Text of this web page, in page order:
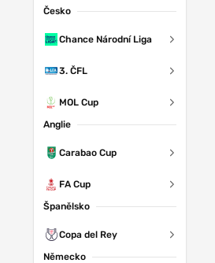
Česko
Chance Národní Liga
3. ČFL
MOL Cup
Anglie
Carabao Cup
FA Cup
Španělsko
Copa del Rey
Německo